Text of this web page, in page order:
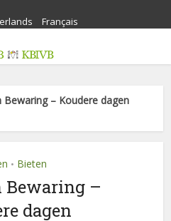
Français
Bewaring – Koudere dagen
• Bieten
Bewaring –
dagen